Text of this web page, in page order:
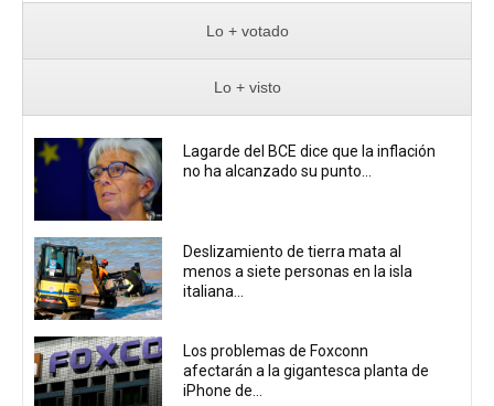
Lo + votado
Lo + visto
Lagarde del BCE dice que la inflación
no ha alcanzado su punto...
Deslizamiento de tierra mata al
menos a siete personas en la isla
italiana...
Los problemas de Foxconn
afectarán a la gigantesca planta de
iPhone de...